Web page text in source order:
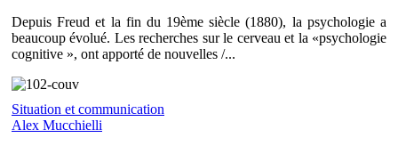
Depuis Freud et la fin du 19ème siècle (1880), la psychologie a
beaucoup évolué. Les recherches sur le cerveau et la «psychologie
cognitive », ont apporté de nouvelles /...
Situation et communication
Alex Mucchielli